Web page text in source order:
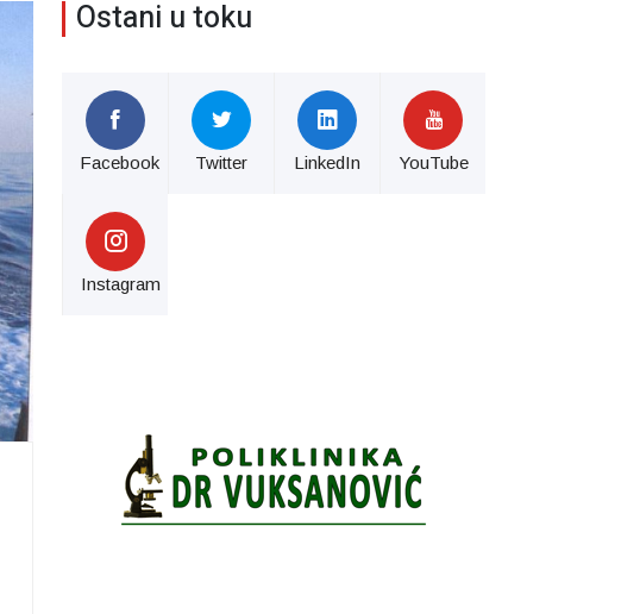
Ostani u toku
Facebook Twitter LinkedIn YouTube
Instagram